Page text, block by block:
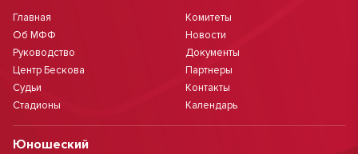
Главная
Об МФФ
Руководство
Центр Бескова
Судьи
Стадионы
Комитеты
Новости
Документы
Партнеры
Контакты
Календарь
Юношеский